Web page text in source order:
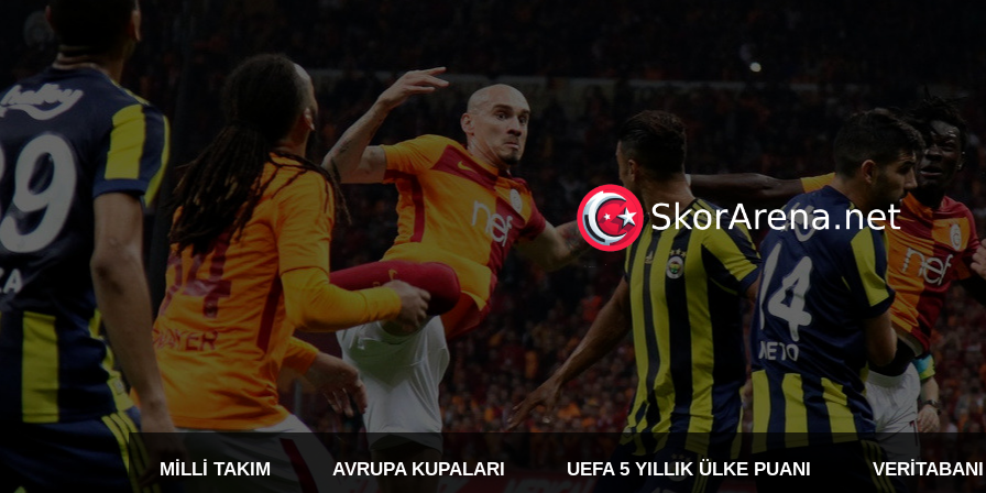
MILLI TAKIM AVRUPA KUPALARI UEFA 5 YILLIK ÜLKE PUANI VERITABANI